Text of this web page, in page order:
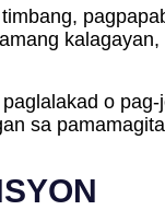
o
sa